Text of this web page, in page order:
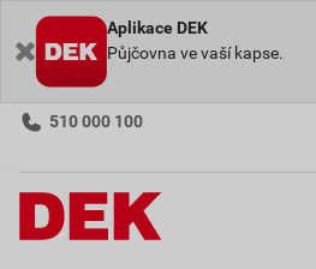
Aplikace DEK
Půjčovna ve vaší kapse.
510 000 100